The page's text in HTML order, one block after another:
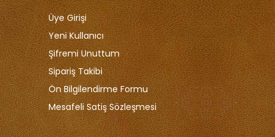
Üye Girişi
Yeni Kullanıcı
Şifremi Unuttum
Sipariş Takibi
Ön Bilgilendirme Formu
Mesafeli Satiş Sözleşmesi